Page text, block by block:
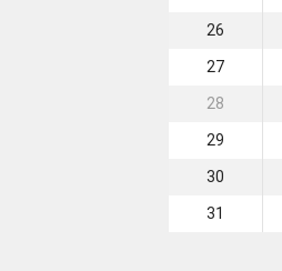
26
27
28
29
30
31